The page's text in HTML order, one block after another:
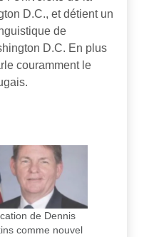
D.C., et détient un
de
D.C. En plus
couramment le
de Dennis
comme nouvel